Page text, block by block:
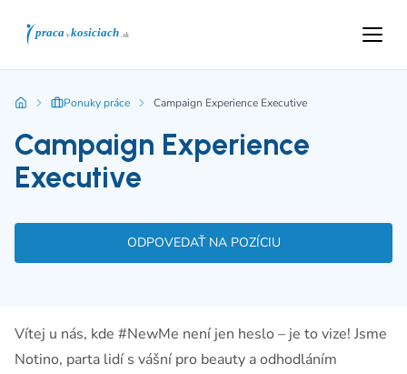
Ponuky práce Campaign Experience Executive
Campaign Experience
Executive
ODPOVEDAŤ NA POZÍCIU
Vítej u nás, kde #NewMe není jen heslo – je to vize! Jsme
Notino, parta lidí s vášní pro beauty a odhodláním